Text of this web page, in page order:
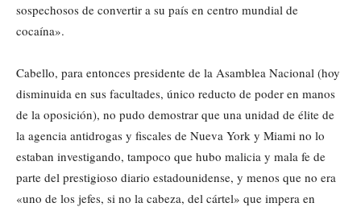
sospechosos de convertir a su país en centro mundial de
cocaína».
Cabello, para entonces presidente de la Asamblea Nacional (hoy
disminuida en sus facultades, único reducto de poder en manos
de la oposición), no pudo demostrar que una unidad de élite de
la agencia antidrogas y fiscales de Nueva York y Miami no lo
estaban investigando, tampoco que hubo malicia y mala fe de
parte del prestigioso diario estadounidense, y menos que no era
«uno de los jefes, si no la cabeza, del cártel» que impera en